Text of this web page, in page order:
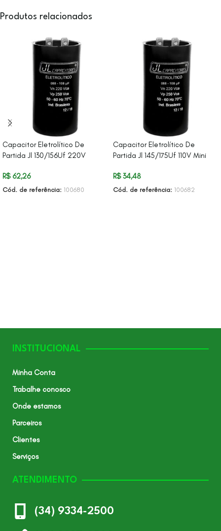
Produtos relacionados
Capacitor Eletrolítico De
Partida Jl 130/156Uf 220V
R$62,26
Cód. de referência: 100680
Capacitor Eletrolítico De
Partida Jl 145/175Uf 110V Mini
R$34,48
Cód. de referência: 100682
INSTITUCIONAL
Minha Conta
Trabalhe conosco
Onde estamos
Parceiros
Clientes
Serviços
ATENDIMENTO
(34) 9334-2500